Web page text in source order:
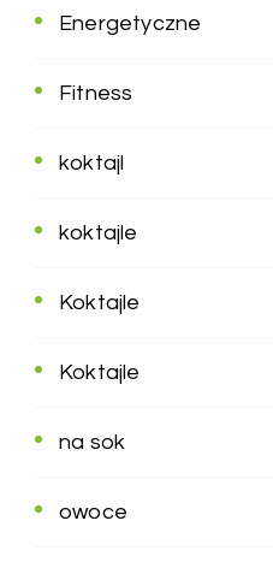
Energetyczne
Fitness
koktajl
koktajle
Koktajle
Koktajle
na sok
owoce